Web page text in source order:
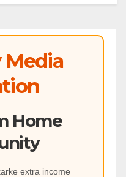
Media
Home
extra income